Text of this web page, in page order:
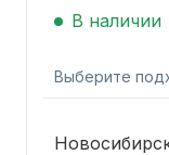
В наличии
Выберите